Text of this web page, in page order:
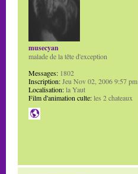
musecyan
malade de la tête d'exception
Messages: 1802
Inscription:Jeu Nov 02, 2006 9:57 pm
Localisation:la Yaut
Film d'animation culte:les 2 chateaux